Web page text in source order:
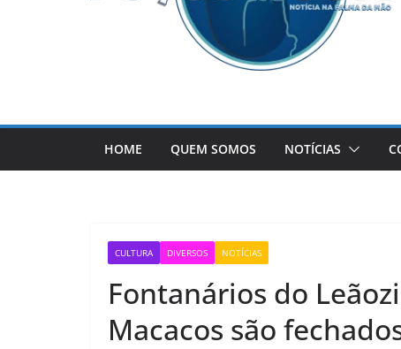
HOME QUEM SOMOS NOTÍCIAS
CULTURA DIVERSOS NOTÍCIAS
Fontanários do
Macacos são